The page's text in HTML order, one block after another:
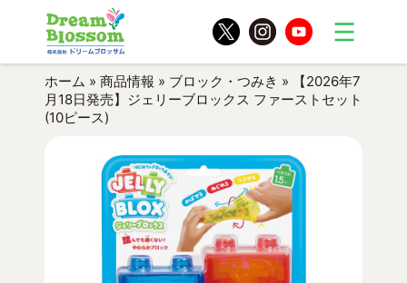
ホーム » 商品情報 » ブロック・つみき »
【2026年7
月18日発売】ジェリーブロックス ファーストセット
(10ピース)